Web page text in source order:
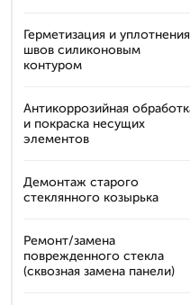
Герметизация и уплотнения
швов силиконовым
контуром
Антикоррозийная
и покраска несущих
элементов
Демонтаж старого
стеклянного козырька
Ремонт/замена
поврежденного стекла
(сквозная замена панели)